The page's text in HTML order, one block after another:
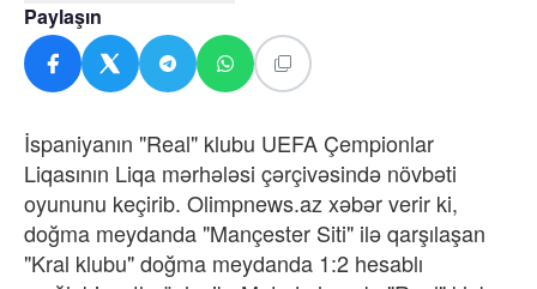
Paylaşın
İspaniyanın "Real" klubu UEFA Çempionlar
Liqasının Liqa mərhələsi çərçivəsində növbəti
oyununu keçirib. Olimpnews.az xəbər verir ki,
doğma meydanda "Mançester Siti" ilə qarşılaşan
"Kral klubu" doğma meydanda 1:2 hesablı